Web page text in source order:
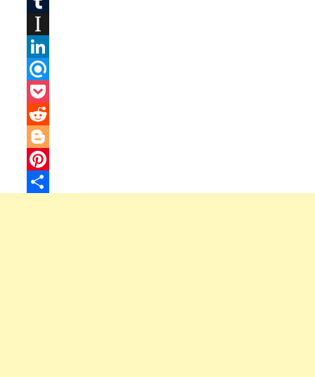
Instapaper
LinkedIn
Refind
Pocket
Reddit
Blogger
Pinterest